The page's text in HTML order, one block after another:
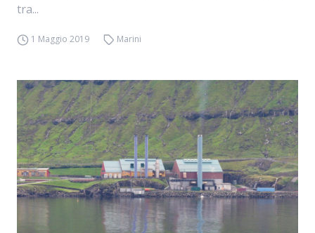
tra...
1 Maggio 2019 Marini